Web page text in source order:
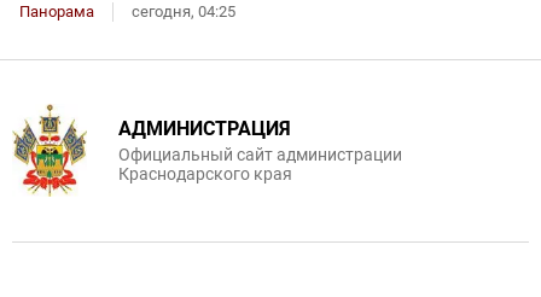
Панорама сегодня, 04:25
АДМИНИСТРАЦИЯ
Официальный сайт администрации
Краснодарского края